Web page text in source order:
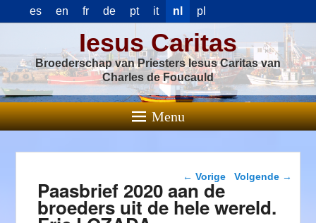
es en fr de pt it nl pl
Iesus Caritas
Broederschap van Priesters Iesus Caritas van
Charles de Foucauld
Menu
Berichtnavigatie
← Vorige Volgende →
Paasbrief 2020 aan de
broeders uit de hele wereld.